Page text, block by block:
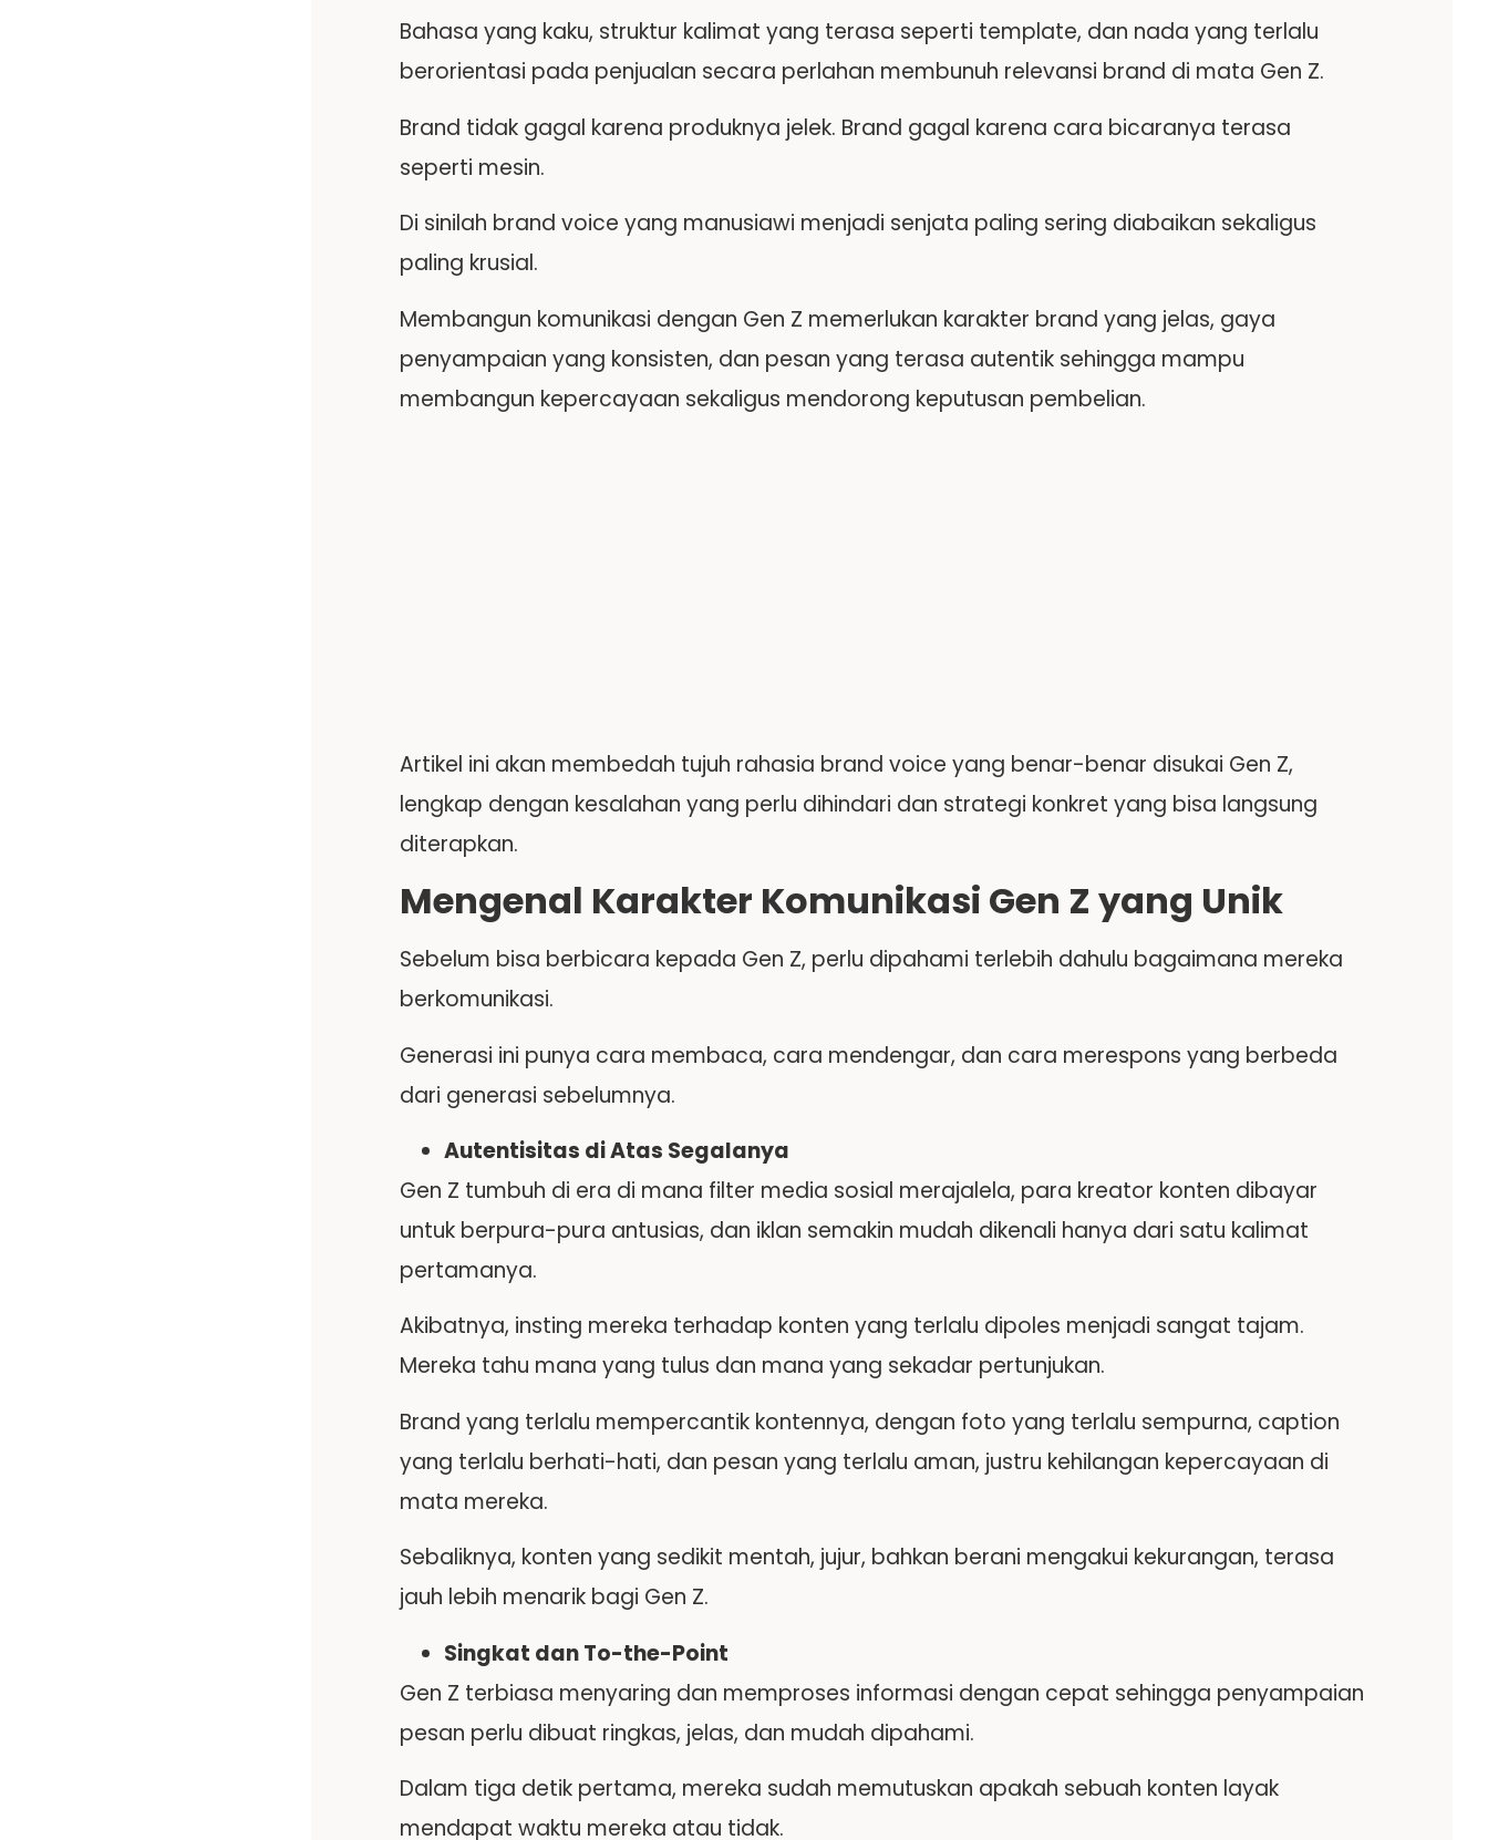
Bahasa yang kaku, struktur kalimat yang terasa seperti template, dan nada yang terlalu
berorientasi pada penjualan secara perlahan membunuh relevansi brand di mata Gen Z.
Brand tidak gagal karena produknya jelek. Brand gagal karena cara bicaranya terasa
seperti mesin.
Di sinilah brand voice yang manusiawi menjadi senjata paling sering diabaikan sekaligus
paling krusial.
Membangun komunikasi dengan Gen Z memerlukan karakter brand yang jelas, gaya
penyampaian yang konsisten, dan pesan yang terasa autentik sehingga mampu
membangun kepercayaan sekaligus mendorong keputusan pembelian.
Artikel ini akan membedah tujuh rahasia brand voice yang benar-benar disukai Gen Z,
lengkap dengan kesalahan yang perlu dihindari dan strategi konkret yang bisa langsung
diterapkan.
Mengenal Karakter Komunikasi Gen Z yang Unik
Sebelum bisa berbicara kepada Gen Z, perlu dipahami terlebih dahulu bagaimana mereka
berkomunikasi.
Generasi ini punya cara membaca, cara mendengar, dan cara merespons yang berbeda
dari generasi sebelumnya.
Autentisitas di Atas Segalanya
Gen Z tumbuh di era di mana filter media sosial merajalela, para kreator konten dibayar
untuk berpura-pura antusias, dan iklan semakin mudah dikenali hanya dari satu kalimat
pertamanya.
Akibatnya, insting mereka terhadap konten yang terlalu dipoles menjadi sangat tajam.
Mereka tahu mana yang tulus dan mana yang sekadar pertunjukan.
Brand yang terlalu mempercantik kontennya, dengan foto yang terlalu sempurna, caption
yang terlalu berhati-hati, dan pesan yang terlalu aman, justru kehilangan kepercayaan di
mata mereka.
Sebaliknya, konten yang sedikit mentah, jujur, bahkan berani mengakui kekurangan, terasa
jauh lebih menarik bagi Gen Z.
Singkat dan To-the-Point
Gen Z terbiasa menyaring dan memproses informasi dengan cepat sehingga penyampaian
pesan perlu dibuat ringkas, jelas, dan mudah dipahami.
Dalam tiga detik pertama, mereka sudah memutuskan apakah sebuah konten layak
mendapat waktu mereka atau tidak.